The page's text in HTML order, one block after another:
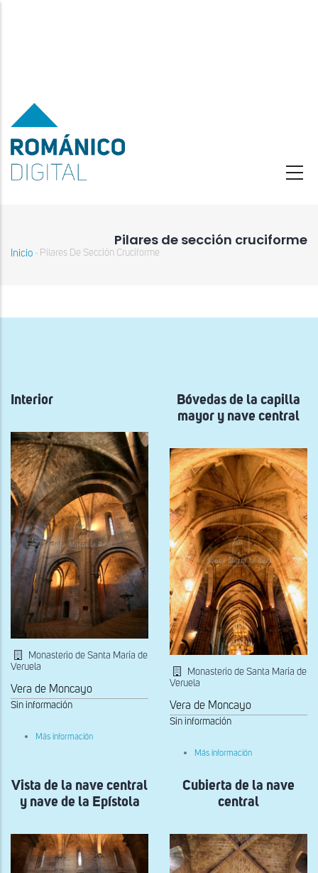
contenido
principal
Pilares de sección cruciforme
navegación
Inicio - Pilares De Sección Cruciforme
Interior
Monasterio de Santa María de
Veruela
Vera de Moncayo
Sin información
Más información
Bóvedas de la capilla
mayor y nave central
Monasterio de Santa María de
Veruela
Vera de Moncayo
Sin información
Más información
la
mayor
central
Vista de la nave central
y nave de la Epístola
Cubierta de la nave
central